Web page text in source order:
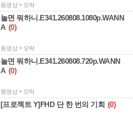
동영상 > 오락
놀면 뭐하니.E341.260808.1080p.WANN
A (0)
동영상 > 오락
놀면 뭐하니.E341.260808.720p.WANN
A (0)
동영상 > 오락
[프로젝트 Y]FHD 단 한 번의 기회 (0)